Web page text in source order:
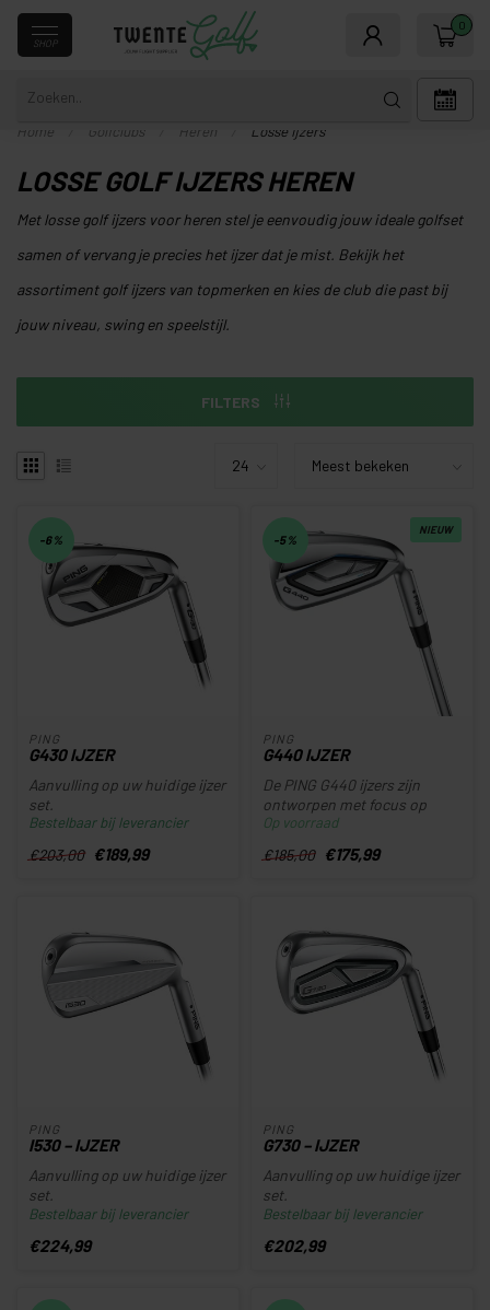
SHOP
0
Home Golfclubs Heren Losse ijzers
LOSSE GOLF IJZERS HEREN
Met losse golf ijzers voor heren stel je eenvoudig jouw ideale golfset
samen of vervang je precies het ijzer dat je mist. Bekijk het
assortiment golf ijzers van topmerken en kies de club die past bij
jouw niveau, swing en speelstijl.
FILTERS
-6%
PING
G430 IJZER
Aanvulling op uw huidige ijzer
set.
Disclaimer: Alleen nog te
Bestelbaar bij leverancier
€203,00 €189,99
NIEUW
-5%
PING
G440 IJZER
De PING G440 ijzers zijn
ontworpen met focus op
afstand en is ideaal voor
Op voorraad
€185,00 €175,99
PING
I530 – IJZER
Aanvulling op uw huidige ijzer
set.
Disclaimer: Alleen nog te
Bestelbaar bij leverancier
€224,99
PING
G730 – IJZER
Aanvulling op uw huidige ijzer
set.
Disclaimer: Alleen nog te
Bestelbaar bij leverancier
€202,99